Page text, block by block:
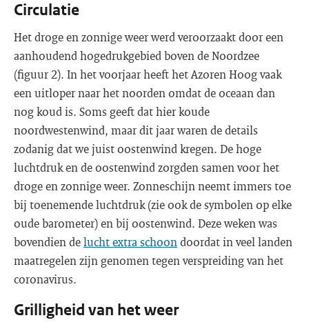
Circulatie
Het droge en zonnige weer werd veroorzaakt door een
aanhoudend hogedrukgebied boven de Noordzee
(figuur 2). In het voorjaar heeft het Azoren Hoog vaak
een uitloper naar het noorden omdat de oceaan dan
nog koud is. Soms geeft dat hier koude
noordwestenwind, maar dit jaar waren de details
zodanig dat we juist oostenwind kregen. De hoge
luchtdruk en de oostenwind zorgden samen voor het
droge en zonnige weer. Zonneschijn neemt immers toe
bij toenemende luchtdruk (zie ook de symbolen op elke
oude barometer) en bij oostenwind. Deze weken was
bovendien delucht extra schoon doordat in veel landen
maatregelen zijn genomen tegen verspreiding van het
coronavirus.
Grilligheid van het weer